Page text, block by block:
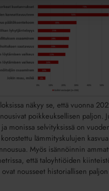
näkyy se, että vuonna
poikkeuksellisen paljon.
ja monissa selvityksissä on
lämmityskulujen
Myös isännöinnin
että taloyhtiöiden
nousseet historiallisen